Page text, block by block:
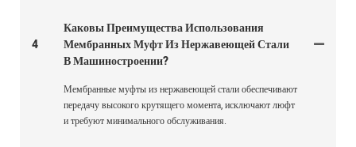
4
Каковы Преимущества Использования
Мембранных Муфт Из Нержавеющей Стали
В Машиностроении?
Мембранные муфты из нержавеющей стали обеспечивают
передачу высокого крутящего момента, исключают люфт
и требуют минимального обслуживания.